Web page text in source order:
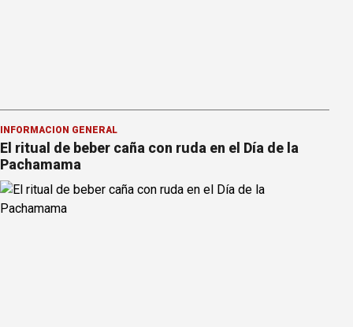
INFORMACION GENERAL
El ritual de beber caña con ruda en el Día de la
Pachamama